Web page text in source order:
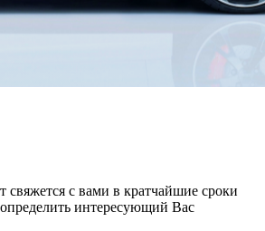
свяжется с вами в кратчайшие сроки
интересующий Вас